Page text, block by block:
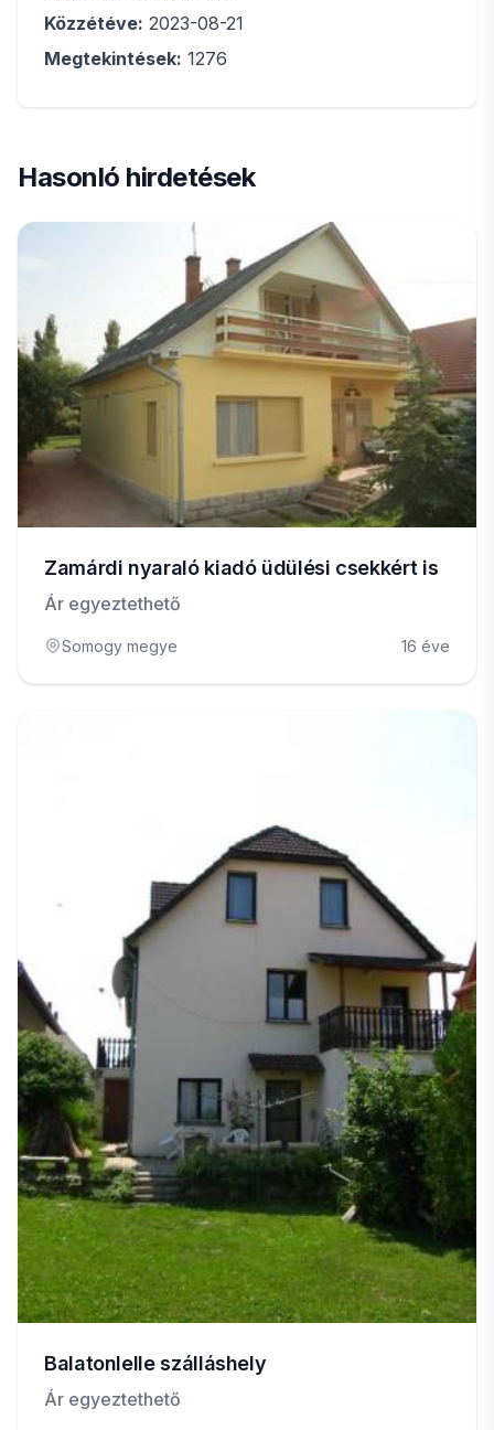
Közzétéve: 2023-08-21
Megtekintések: 1276
Hasonló hirdetések
Zamárdi nyaraló kiadó üdülési csekkért is
Ár egyeztethető
Somogy megye 16 éve
Balatonlelle szálláshely
Ár egyeztethető